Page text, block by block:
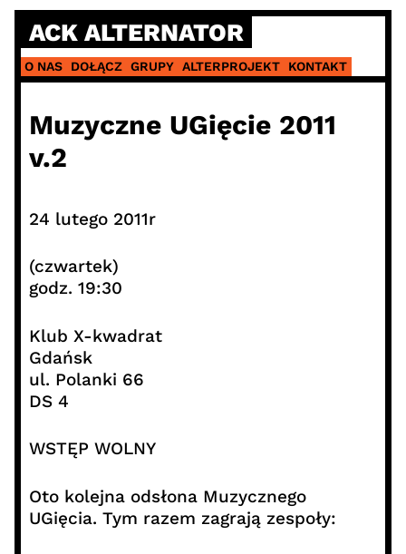
Skip
content
ACK ALTERNATOR
O NAS DOŁĄCZ GRUPY ALTERPROJEKT KONTAKT
Muzyczne UGięcie 2011
v.2
24 lutego 2011r
(czwartek)
godz. 19:30
Klub X-kwadrat
Gdańsk
ul. Polanki 66
DS 4
WSTĘP WOLNY
Oto kolejna odsłona Muzycznego
UGięcia. Tym razem zagrają zespoły: